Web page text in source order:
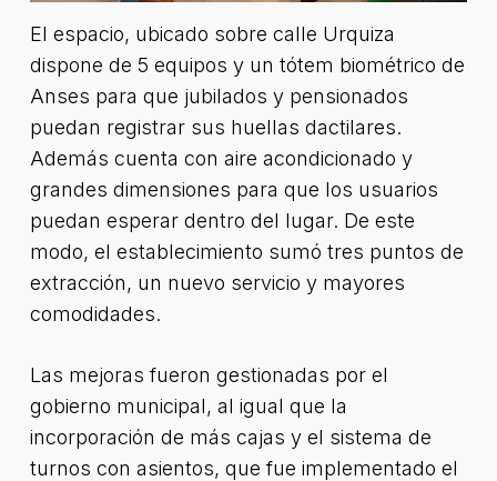
El espacio, ubicado sobre calle Urquiza
dispone de 5 equipos y un tótem biométrico de
Anses para que jubilados y pensionados
puedan registrar sus huellas dactilares.
Además cuenta con aire acondicionado y
grandes dimensiones para que los usuarios
puedan esperar dentro del lugar. De este
modo, el establecimiento sumó tres puntos de
extracción, un nuevo servicio y mayores
comodidades.
Las mejoras fueron gestionadas por el
gobierno municipal, al igual que la
incorporación de más cajas y el sistema de
turnos con asientos, que fue implementado el